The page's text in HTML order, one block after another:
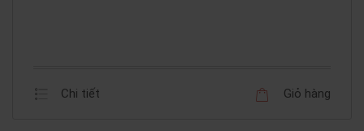
Giỏ hàng
Chi tiết